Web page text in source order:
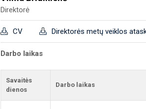
Direktorė
CV Direktorės metų veiklos
Darbo laikas
Savaitės
dienos
Darbo laikas